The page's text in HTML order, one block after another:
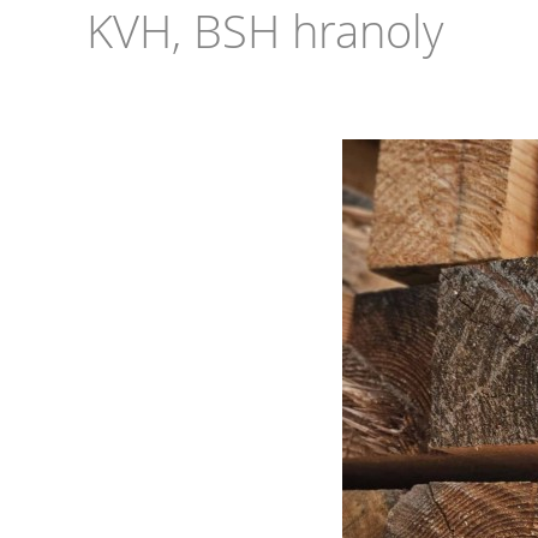
KVH, BSH hranoly